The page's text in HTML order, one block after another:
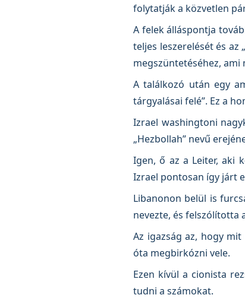
folytatják a közvetlen
A felek álláspontja
teljes leszerelését és
megszüntetéséhez,
A találkozó után egy
tárgyalásai felé”. Ez a
Izrael washingtoni
„Hezbollah” nevű
Igen, ő az a Leiter, aki
Izrael pontosan így járt
Libanonon belül is
nevezte, és felszólította
Az igazság az, hogy
óta megbirkózni vele.
Ezen kívül a cionista
tudni a számokat.